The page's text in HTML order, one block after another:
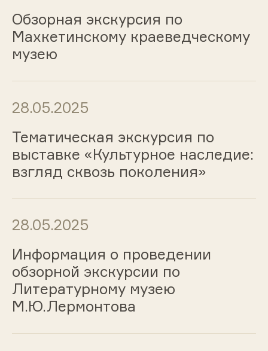
Обзорная экскурсия по
Махкетинскому краеведческому
музею
28.05.2025
Тематическая экскурсия по
выставке «Культурное наследие:
взгляд сквозь поколения»
28.05.2025
Информация о проведении
обзорной экскурсии по
Литературному музею
М.Ю.Лермонтова